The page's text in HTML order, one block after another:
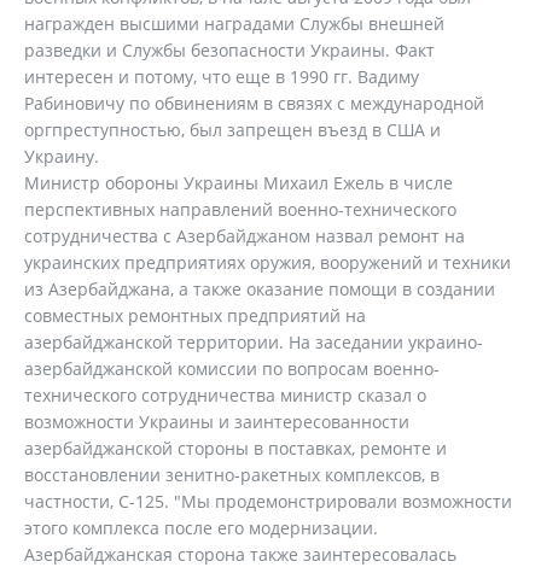
награжден высшими наградами Службы внешней
разведки и Службы безопасности Украины. Факт
интересен и потому, что еще в 1990 гг. Вадиму
Рабиновичу по обвинениям в связях с международной
оргпреступностью, был запрещен въезд в США и
Украину.
Министр обороны Украины Михаил Ежель в числе
перспективных направлений военно-технического
сотрудничества с Азербайджаном назвал ремонт на
украинских предприятиях оружия, вооружений и техники
из Азербайджана, а также оказание помощи в создании
совместных ремонтных предприятий на
азербайджанской территории. На заседании украино-
азербайджанской комиссии по вопросам военно-
технического сотрудничества министр сказал о
возможности Украины и заинтересованности
азербайджанской стороны в поставках, ремонте и
восстановлении зенитно-ракетных комплексов, в
частности, С-125. "Мы продемонстрировали возможности
этого комплекса после его модернизации.
Азербайджанская сторона также заинтересовалась